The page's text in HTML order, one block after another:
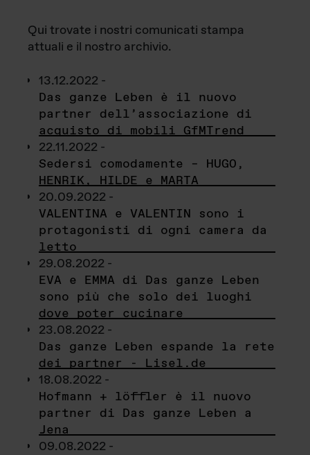
Qui trovate i nostri comunicati stampa
attuali e il nostro archivio.
13.12.2022 -
Das ganze Leben è il nuovo
partner dell’associazione di
acquisto di mobili GfMTrend
22.11.2022 -
Sedersi comodamente – HUGO,
HENRIK, HILDE e MARTA
20.09.2022 -
VALENTINA e VALENTIN sono i
protagonisti di ogni camera da
letto
29.08.2022 -
EVA e EMMA di Das ganze Leben
sono più che solo dei luoghi
dove poter cucinare
23.08.2022 -
Das ganze Leben espande la rete
dei partner - Lisel.de
18.08.2022 -
Hofmann + löffler è il nuovo
partner di Das ganze Leben a
Jena
09.08.2022 -